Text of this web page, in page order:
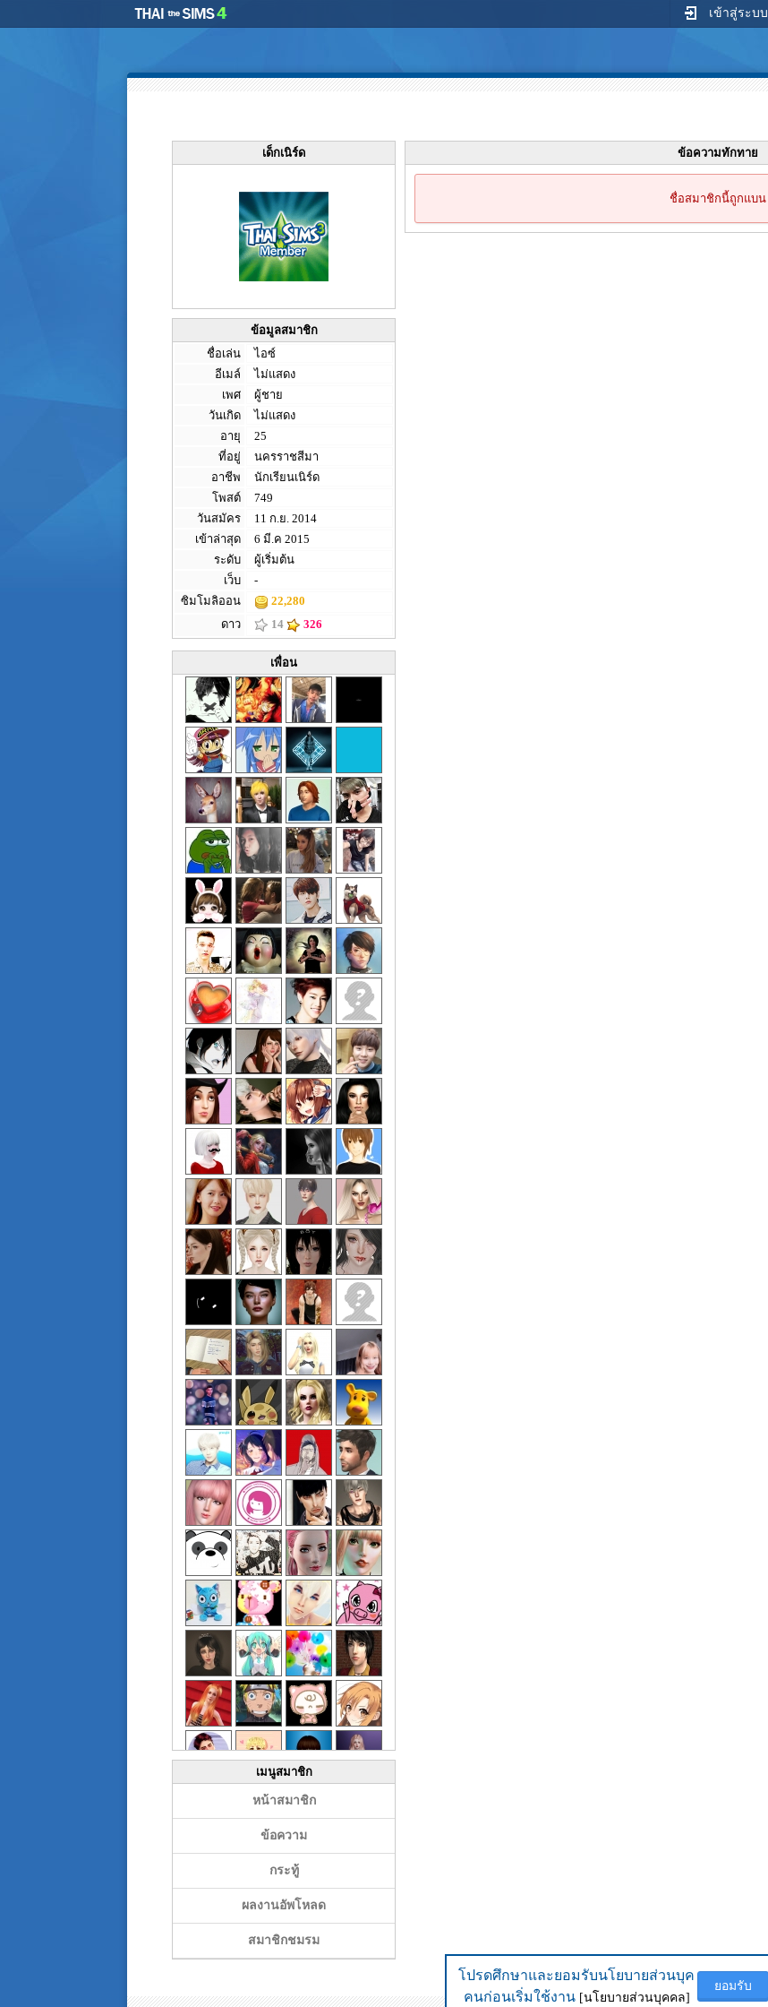
โปรดศึกษาและยอมรับนโยบายส่วนบุค
คนก่อนเริ่มใช้งาน [นโยบายส่วนบุคคล]
ยอมรับ
เข้าสู่ระบบ
เด็กเนิร์ด
ข้อมูลสมาชิก
ชื่อเล่น
ไอซ์
อีเมล์
ไม่แสดง
เพศ
ผู้ชาย
วันเกิด
ไม่แสดง
อายุ
25
ที่อยู่
นครราชสีมา
อาชีพ
นักเรียนเนิร์ด
โพสต์
749
วันสมัคร
11 ก.ย. 2014
เข้าล่าสุด
6 มี.ค 2015
ระดับ
ผู้เริ่มต้น
เว็บ
-
ซิมโมลิออน
22,280
ดาว
14 326
เพื่อน
เมนูสมาชิก
หน้าสมาชิก
ข้อความ
กระทู้
ผลงานอัพโหลด
สมาชิกชมรม
ข้อความทักทาย
ชื่อสมาชิกนี้ถูกแบน
โปรดศึกษาและยอมรับนโยบายส่วนบุค
คนก่อนเริ่มใช้งาน [นโยบายส่วนบุคคล]
ยอมรับ